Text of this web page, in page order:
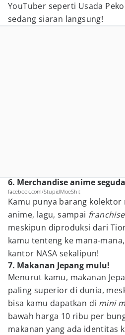
YouTuber seperti Usada
sedang siaran langsung!
6. Merchandise anime
facebook.com/StupidMoeShit
Kamu punya barang kolektor
anime, lagu, sampai franchise
meskipun diproduksi dari
kamu tenteng ke mana-
kantor NASA sekalipun!
7. Makanan Jepang mulu!
Menurut kamu, makanan
paling superior di dunia,
bisa kamu dapatkan di mini
bawah harga 10 ribu per
makanan yang ada identitas